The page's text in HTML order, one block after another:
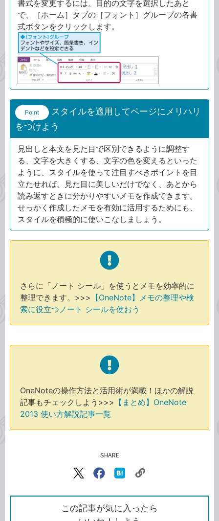
書式を変更するには、目的の文字を選択したあと
で、［ホーム］タブの［フォント］グループの各書
式ボタンをクリックします。
Point
スタイルを適用してページにメリハリ
をつけよう
見出しと本文を見た目で区別できるように調整す
る、文字を大きくする、文字の色を変えるといった
ように、スタイルを使って注目すべきポイントを目
立たせれば、見た目に美しいだけでなく、あとから
読み返すときに分かりやすいメモを作成できます。
せっかく作成したメモを有効に活用するためにも、
スタイルを積極的に使いこなしましょう。
さらに「ノート シール」を使うとメモを効率的に
整理できます。>>> 【OneNote】メモの整理や検
索に役立つノート シールを使おう
OneNoteの操作方法と活用術が満載！ほかの解説
記事もチェックしよう>>> 【まとめ】OneNote
2013 使い方解説記事一覧
SHARE
X（旧
で
シ
ェ
Facebook
シ
ェ
ア
な
ブ
ッ
ク
を
コ
この記事が気に入ったら